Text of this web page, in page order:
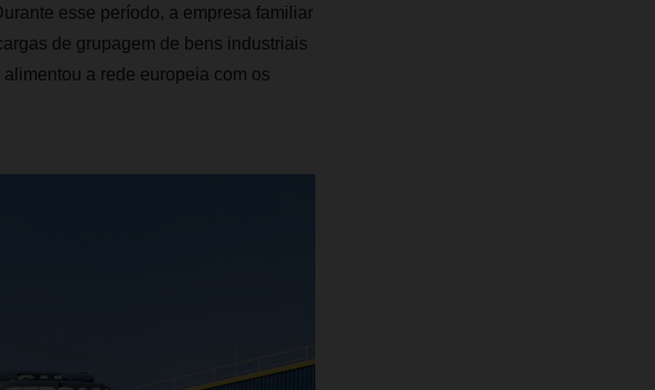
esse período, a empresa familiar
de grupagem de bens industriais
a rede europeia com os